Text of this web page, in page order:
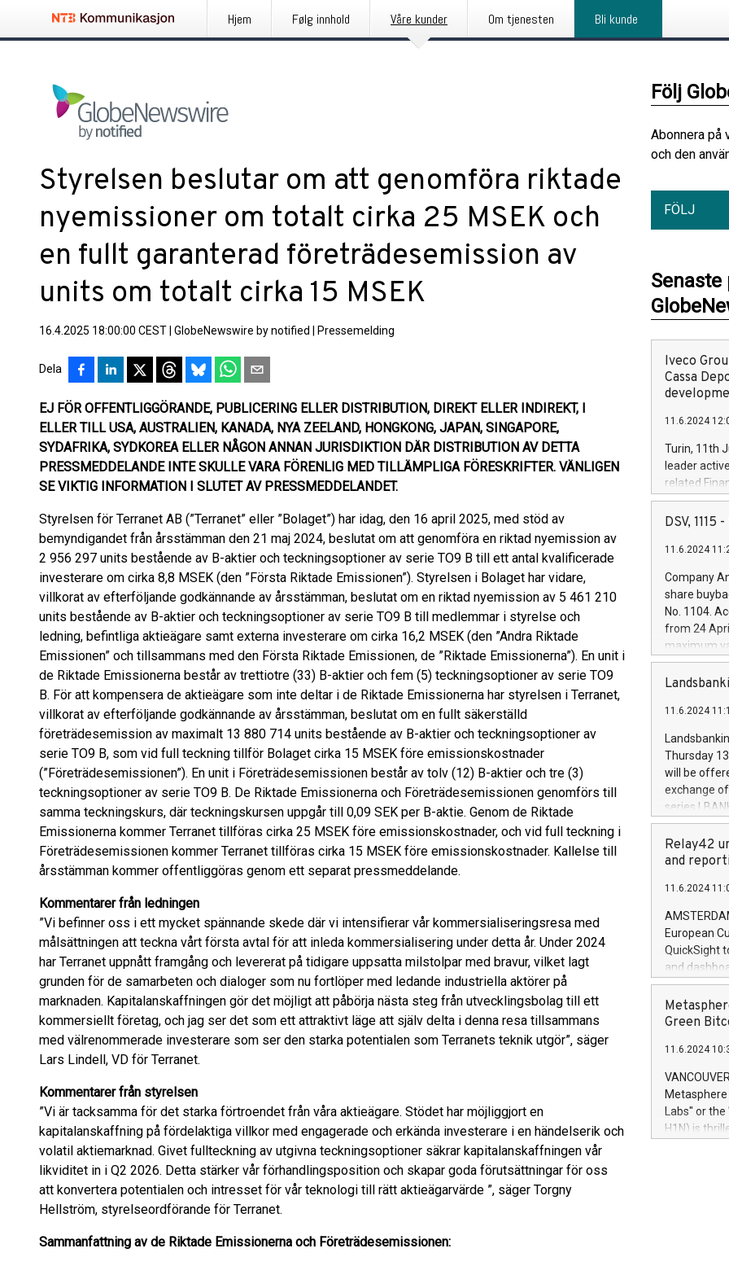
Hjem Følg innhold Våre kunder Om tjenesten Bli kunde
Styrelsen beslutar om att genomföra riktade
nyemissioner om totalt cirka 25 MSEK och
en fullt garanterad företrädesemission av
units om totalt cirka 15 MSEK
16.4.2025 18:00:00 CEST GlobeNewswire by notified Pressemelding
Dela
EJ FÖR OFFENTLIGGÖRANDE, PUBLICERING ELLER DISTRIBUTION, DIREKT ELLER INDIREKT, I
ELLER TILL USA, AUSTRALIEN, KANADA, NYA ZEELAND, HONGKONG, JAPAN, SINGAPORE,
SYDAFRIKA, SYDKOREA ELLER NÅGON ANNAN JURISDIKTION DÄR DISTRIBUTION AV DETTA
PRESSMEDDELANDE INTE SKULLE VARA FÖRENLIG MED TILLÄMPLIGA FÖRESKRIFTER. VÄNLIGEN
SE VIKTIG INFORMATION I SLUTET AV PRESSMEDDELANDET.
Styrelsen för Terranet AB (”Terranet” eller ”Bolaget”) har idag, den 16 april 2025, med stöd av
bemyndigandet från årsstämman den 21 maj 2024, beslutat om att genomföra en riktad nyemission av
2 956 297 units bestående av B-aktier och teckningsoptioner av serie TO9 B till ett antal kvalificerade
investerare om cirka 8,8 MSEK (den ”Första Riktade Emissionen”). Styrelsen i Bolaget har vidare,
villkorat av efterföljande godkännande av årsstämman, beslutat om en riktad nyemission av 5 461 210
units bestående av B-aktier och teckningsoptioner av serie TO9 B till medlemmar i styrelse och
ledning, befintliga aktieägare samt externa investerare om cirka 16,2 MSEK (den ”Andra Riktade
Emissionen” och tillsammans med den Första Riktade Emissionen, de ”Riktade Emissionerna”). En unit i
de Riktade Emissionerna består av trettiotre (33) B-aktier och fem (5) teckningsoptioner av serie TO9
B. För att kompensera de aktieägare som inte deltar i de Riktade Emissionerna har styrelsen i Terranet,
villkorat av efterföljande godkännande av årsstämman, beslutat om en fullt säkerställd
företrädesemission av maximalt 13 880 714 units bestående av B-aktier och teckningsoptioner av
serie TO9 B, som vid full teckning tillför Bolaget cirka 15 MSEK före emissionskostnader
(”Företrädesemissionen”). En unit i Företrädesemissionen består av tolv (12) B-aktier och tre (3)
teckningsoptioner av serie TO9 B. De Riktade Emissionerna och Företrädesemissionen genomförs till
samma teckningskurs, där teckningskursen uppgår till 0,09 SEK per B-aktie. Genom de Riktade
Emissionerna kommer Terranet tillföras cirka 25 MSEK före emissionskostnader, och vid full teckning i
Företrädesemissionen kommer Terranet tillföras cirka 15 MSEK före emissionskostnader. Kallelse till
årsstämman kommer offentliggöras genom ett separat pressmeddelande.
Kommentarer från ledningen
”Vi befinner oss i ett mycket spännande skede där vi intensifierar vår kommersialiseringsresa med
målsättningen att teckna vårt första avtal för att inleda kommersialisering under detta år. Under 2024
har Terranet uppnått framgång och levererat på tidigare uppsatta milstolpar med bravur, vilket lagt
grunden för de samarbeten och dialoger som nu fortlöper med ledande industriella aktörer på
marknaden. Kapitalanskaffningen gör det möjligt att påbörja nästa steg från utvecklingsbolag till ett
kommersiellt företag, och jag ser det som ett attraktivt läge att själv delta i denna resa tillsammans
med välrenommerade investerare som ser den starka potentialen som Terranets teknik utgör”, säger
Lars Lindell, VD för Terranet.
Kommentarer från styrelsen
”Vi är tacksamma för det starka förtroendet från våra aktieägare. Stödet har möjliggjort en
kapitalanskaffning på fördelaktiga villkor med engagerade och erkända investerare i en händelserik och
volatil aktiemarknad. Givet fullteckning av utgivna teckningsoptioner säkrar kapitalanskaffningen vår
likviditet in i Q2 2026. Detta stärker vår förhandlingsposition och skapar goda förutsättningar för oss
att konvertera potentialen och intresset för vår teknologi till rätt aktieägarvärde ”, säger Torgny
Hellström, styrelseordförande för Terranet.
Sammanfattning av de Riktade Emissionerna och Företrädesemissionen:
Följ
Abonnera på
och den
FÖLJ
Iveco
Cassa
11.6.2024
Turin, 11th
leader
related
facility of
creation of
Iveco
increasing
financed
be made by
(EXM: IVG)
brands are
DSV, 1115
11.6.2024
Company
share
No. 1104.
from 24
maximum
shares,
European
the rules on
the
to as the
days 1-
11.6.2024
Thursday
will be
exchange
series
covered
price of the
20 June
Markets will
+354 410
Relay42
and
11.6.2024
European
QuickSight
and
customer
to dive
the
module, in
module
Relay42
their data
customers
Marketers
Green
11.6.2024
Labs" or the
H1N) is